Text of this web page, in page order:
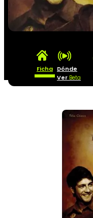
Ficha Dónde
Ver Beta